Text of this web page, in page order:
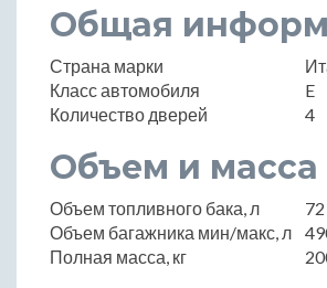
Общая
Страна марки
Класс автомобиля
E
Количество дверей
4
Объем и масса
Объем топливного бака, л
72
Объем багажника мин/макс, л
Полная масса, кг